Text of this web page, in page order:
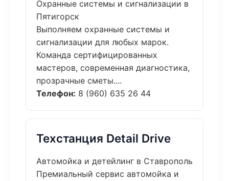
Охранные системы и сигнализации в
Пятигорск
Выполняем охранные системы и
сигнализации для любых марок.
Команда сертифицированных
мастеров, современная диагностика,
прозрачные сметы....
Телефон: 8 (960) 635 26 44
Техстанция Detail Drive
Автомойка и детейлинг в Ставрополь
Премиальный сервис автомойка и